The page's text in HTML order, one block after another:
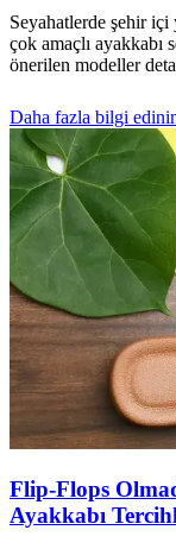
Seyahatlerde şehir
çok amaçlı ayakkabı
önerilen modeller
Daha fazla bilgi
Flip-Flops
Ayakkabı